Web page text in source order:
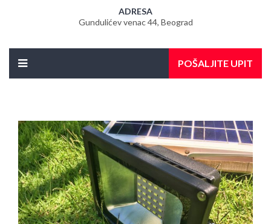
ADRESA
Gundulićev venac 44, Beograd
POŠALJITE UPIT